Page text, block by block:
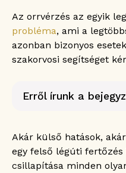
Az orrvérzés az egyik
probléma, ami a
azonban bizonyos
szakorvosi segítséget
Erről írunk a
Mikor forduljunk
Orrvérzés
Akár külső hatások,
egy felső légúti
csillapítása minden